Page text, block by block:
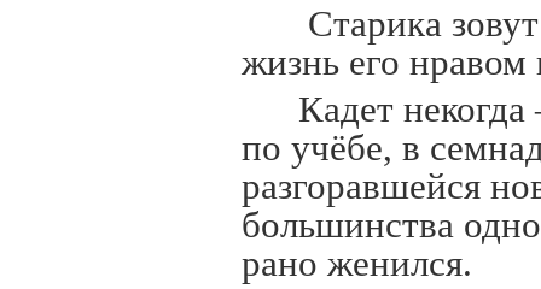
Старика
жизнь его нравом
Кадет
по учёбе, в
разгоравшейся
большинства
рано женился.